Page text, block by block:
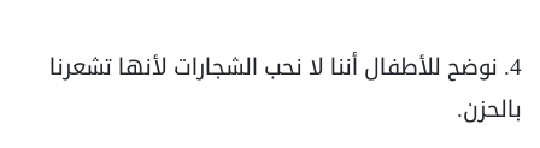
4. نوضح للأطفال أننا لا نحب الشجارات لأنها تشعرنا
بالحزن.